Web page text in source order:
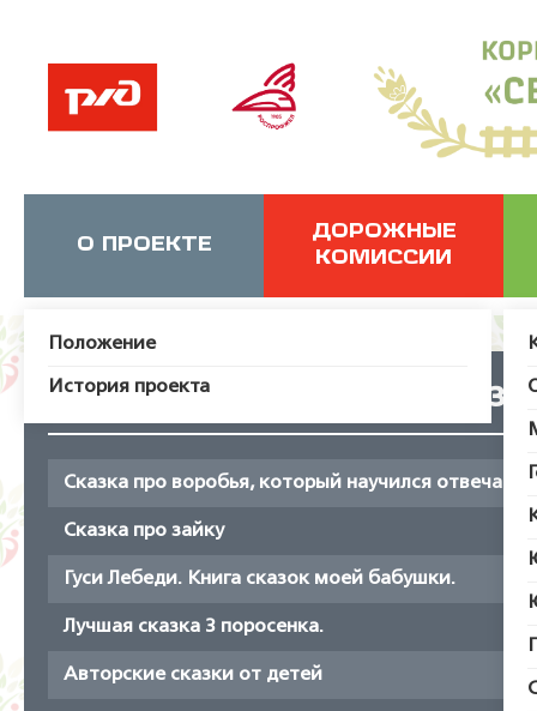
О ПРОЕКТЕ
Положение
История проекта
ДОРОЖНЫЕ
КОМИССИИ
Сказка про воробья, который научился отвечать
Сказка про зайку
Гуси Лебеди. Книга сказок моей бабушки.
Лучшая сказка 3 поросенка.
Авторские сказки от детей